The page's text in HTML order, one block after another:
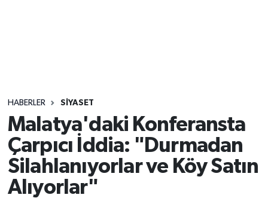
HABERLER SIYASET
Malatya'daki Konferansta
Çarpıcı İddia: "Durmadan
Silahlanıyorlar ve Köy Satın
Alıyorlar"
Yaşam